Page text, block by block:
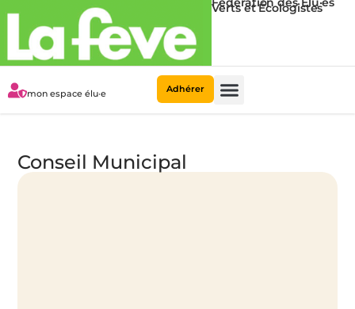
Verts et Écologistes
mon espace élu·e Adhérer
Conseil Municipal